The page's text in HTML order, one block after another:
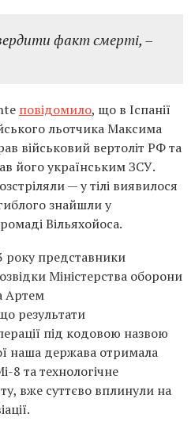
факт смерті, –
повідомило, що в Іспанії
льотчика Максима
військовий вертоліт РФ та
його українським ЗСУ.
— у тілі виявилося
знайшли у
Вільяхойоса.
року представники
Міністерства оборони
Артем
результати
під кодовою назвою
наша держава отримала
8 та технологічне
вже суттєво вплинули на